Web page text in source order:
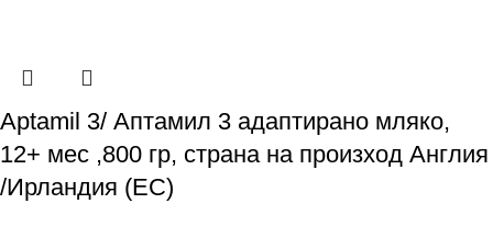
Aptamil 3/ Аптамил 3 адаптирано мляко,
12+ мес ,800 гр, страна на произход Англия
/Ирландия (ЕС)